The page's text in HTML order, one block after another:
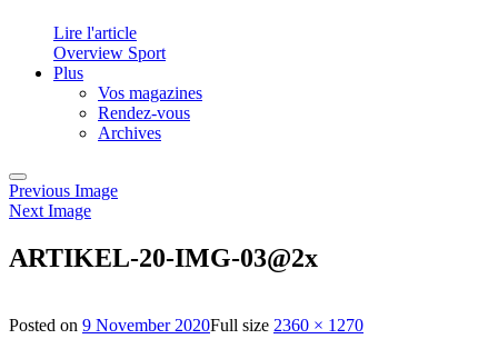
Lire l'article
Overview Sport
Plus
Vos magazines
Rendez-vous
Archives
Previous Image
Next Image
ARTIKEL-20-IMG-03@2x
Posted on 9 November 2020Full size 2360 × 1270